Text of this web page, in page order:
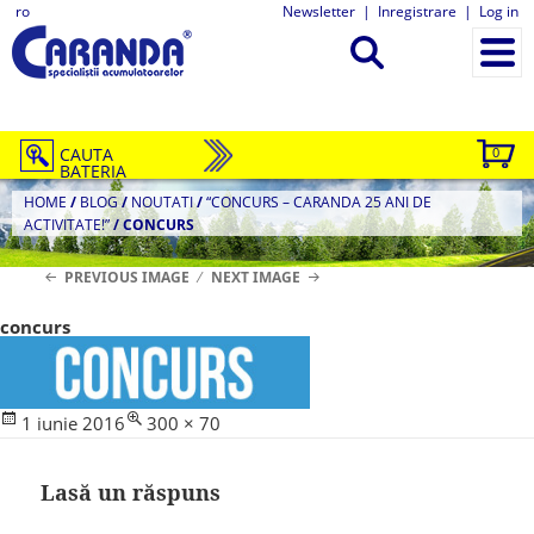
ro Newsletter | Inregistrare | Log in
0
CAUTA
BATERIA
HOME / BLOG/ NOUTATI/“CONCURS – CARANDA 25 ANI DE
ACTIVITATE!”/CONCURS
PREVIOUS IMAGE NEXT IMAGE
concurs
Posted
1 iunie 2016
Full
300 × 70
Lasă un răspuns